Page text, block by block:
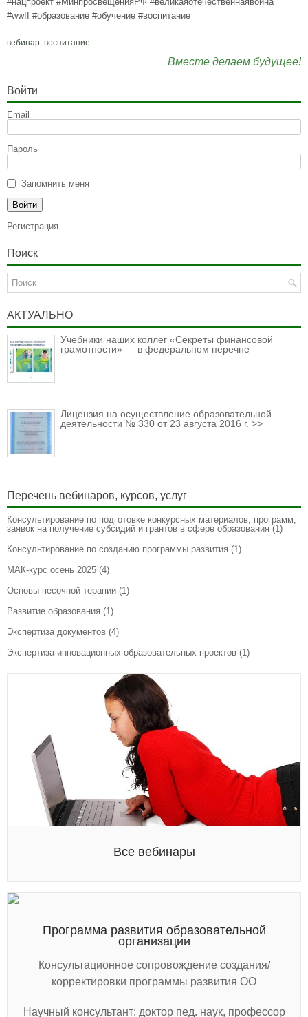
#wwII #образование #обучение #воспитание
вебинар, воспитание
Вместе делаем будущее!
Войти
Email
Пароль
Запомнить меня
Регистрация
Поиск
АКТУАЛЬНО
Учебники наших коллег «Секреты финансовой
грамотности» — в федеральном перечне
Лицензия на осуществление образовательной
деятельности № 330 от 23 августа 2016 г. >>
Перечень вебинаров, курсов, услуг
Консультирование по подготовке конкурсных материалов, программ,
заявок на получение субсидий и грантов в сфере образования (1)
Консультирование по созданию программы развития (1)
МАК-курс осень 2025 (4)
Основы песочной терапии (1)
Развитие образования (1)
Экспертиза документов (4)
Экспертиза инновационных образовательных проектов (1)
Все вебинары
Программа развития образовательной
организации
Консультационное сопровождение создания/
корректировки программы развития ОО
Научный консультант: доктор пед. наук, профессор